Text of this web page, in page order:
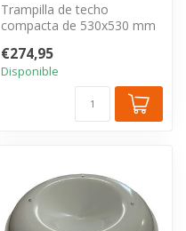
Trampilla de techo
compacta de 530x530 mm
caravana y aut...
€274,95
Disponible